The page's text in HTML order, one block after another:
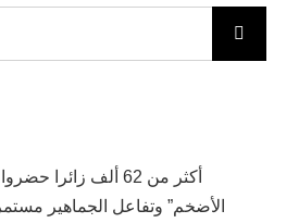
أكثر من 62 ألف
الأضخم” وتفاعل الجماهير